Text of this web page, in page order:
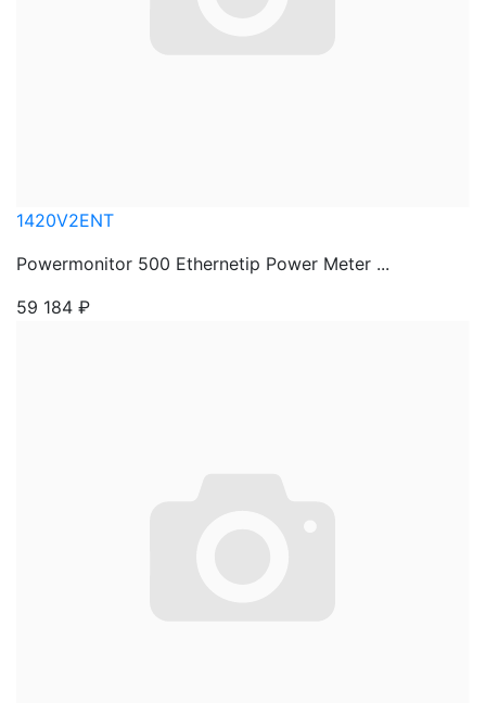
1420V2ENT
Powermonitor 500 Ethernetip Power Meter ...
59 184 ₽